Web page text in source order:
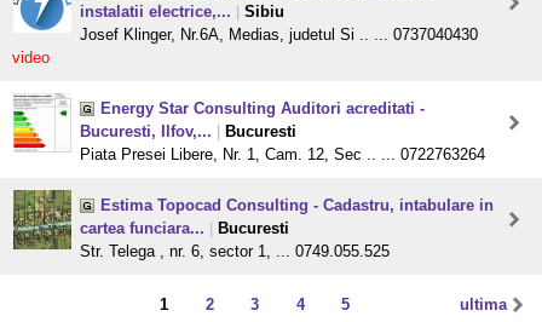
instalatii electrice,...
Sibiu
Josef Klinger, Nr.6A, Medias, judetul Si .. ... 0737040430
video
Energy Star Consulting Auditori acreditati -
Bucuresti, Ilfov,...
Bucuresti
Piata Presei Libere, Nr. 1, Cam. 12, Sec .. ... 0722763264
Estima Topocad Consulting - Cadastru, intabulare in
cartea funciara...
Bucuresti
Str. Telega , nr. 6, sector 1, ... 0749.055.525
ultima
1 2 3 4 5